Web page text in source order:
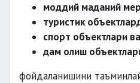
моддий маданий
туристик
спорт объектлари
дам олиш
фойдаланишини